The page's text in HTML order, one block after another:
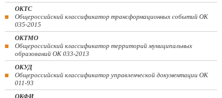
ОКТС
Общероссийский классификатор трансформационных событий ОК
035-2015
ОКТМО
Общероссийский классификатор территорий муниципальных
образований ОК 033-2013
ОКУД
Общероссийский классификатор управленческой документации ОК
011-93
ОКФИ